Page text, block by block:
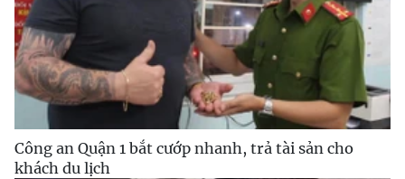
Công an Quận 1 bắt cướp nhanh, trả tài sản cho
khách du lịch